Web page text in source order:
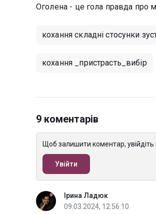
Оголена - це гола правда про
кохання складні стосунки
кохання _пристрасть_вибір
9 коментарів
Щоб залишити коментар, увійдіть
Увійти
Ірина Ладюк
09.03.2024, 12:56:10